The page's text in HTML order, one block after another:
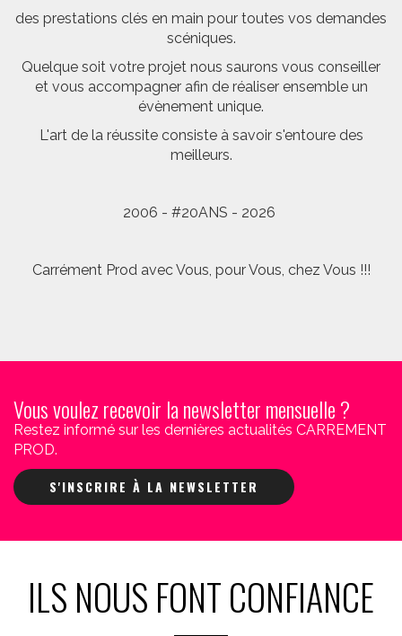
des prestations clés en main pour toutes vos demandes
scéniques.
Quelque soit votre projet nous saurons vous conseiller
et vous accompagner afin de réaliser ensemble un
évènement unique.
L'art de la réussite consiste à savoir s'entoure des
meilleurs.
2006 - #20ANS - 2026
Carrément Prod avec Vous, pour Vous, chez Vous !!!
Vous voulez recevoir la newsletter mensuelle ?
Restez informé sur les dernières actualités CARREMENT
PROD.
S'INSCRIRE À LA NEWSLETTER
ILS NOUS FONT CONFIANCE